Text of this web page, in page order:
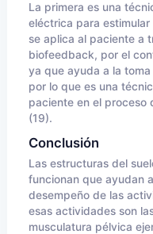
La primera es una
eléctrica para
se aplica al paciente a
biofeedback, por el
ya que ayuda a la
por lo que es una
paciente en el proceso
(19).
Conclusión
Las estructuras del
funcionan que ayudan
desempeño de las
esas actividades son
musculatura pélvica